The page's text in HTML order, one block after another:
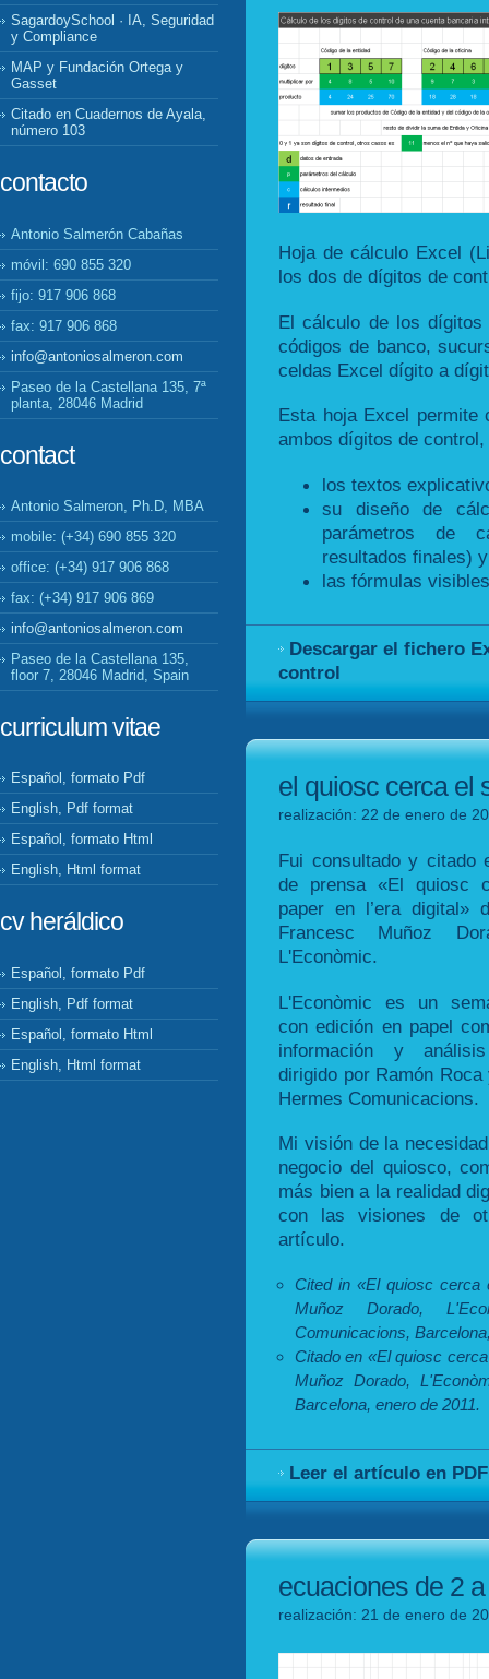
SagardoySchool · IA, Seguridad
y Compliance
MAP y Fundación Ortega y
Gasset
Citado en Cuadernos de Ayala,
número 103
contacto
Antonio Salmerón Cabañas
móvil: 690 855 320
fijo: 917 906 868
fax: 917 906 868
info@antoniosalmeron.com
Paseo de la Castellana 135, 7ª
planta, 28046 Madrid
contact
Antonio Salmeron, Ph.D, MBA
mobile: (+34) 690 855 320
office: (+34) 917 906 868
fax: (+34) 917 906 869
info@antoniosalmeron.com
Paseo de la Castellana 135,
floor 7, 28046 Madrid, Spain
curriculum vitae
Español, formato Pdf
English, Pdf format
Español, formato Html
English, Html format
cv heráldico
Español, formato Pdf
English, Pdf format
Español, formato Html
English, Html format
Hoja de cálculo Excel
los dos de dígitos de
El cálculo de los
códigos de banco,
celdas Excel dígito a
Esta hoja Excel permite
ambos dígitos de control,
los textos
su diseño de
parámetros de
resultados finales) y
las fórmulas
Descargar el fichero
control
el quiosc cerca el
realización: 22 de enero de
Fui consultado y citado
de prensa «El quiosc
paper en l’era digital»
Francesc Muñoz
L'Econòmic.
L'Econòmic es un
con edición en papel
información y
dirigido por Ramón Roca
Hermes Comunicacions.
Mi visión de la
negocio del quiosco,
más bien a la realidad
con las visiones de
artículo.
Cited in «El quiosc cerca
Muñoz Dorado,
Comunicacions,
Citado en «El quiosc
Muñoz Dorado,
Barcelona, enero de 2011.
Leer el artículo en PDF
ecuaciones de 2
realización: 21 de enero de